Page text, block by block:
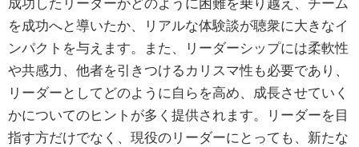
成功したリーダーがどのように困難を乗り越え、チーム
を成功へと導いたか、リアルな体験談が聴衆に大きなイ
ンパクトを与えます。また、リーダーシップには柔軟性
や共感力、他者を引きつけるカリスマ性も必要であり、
リーダーとしてどのように自らを高め、成長させていく
かについてのヒントが多く提供されます。リーダーを目
指す方だけでなく、現役のリーダーにとっても、新たな